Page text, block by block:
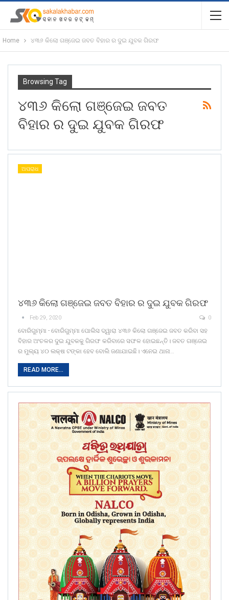
Home ୪୩୬ କିଲୋ ଗଞ୍ଜେଇ ଜବତ ବିହାର ର ଦୁଇ ଯୁବକ ଗିରଫ
Browsing Tag
୪୩୬ କିଲୋ ଗଞ୍ଜେଇ ଜବତ
ବିହାର ର ଦୁଇ ଯୁବକ ଗିରଫ
ଅପରାଧ
୪୩୬ କିଲୋ ଗଞ୍ଜେଇ ଜବତ ବିହାର ର ଦୁଇ ଯୁବକ ଗିରଫ
Feb 29, 2020 0
ବୋରିଗୁମ୍ମା - ବୋରିଗୁମ୍ମା ପୋଲିସ ଦ୍ୱାରା ୪୩୬ କିଲୋ ଗଞ୍ଜେଇ ଜବତ କରିବା ସହ
ବିହାର ଅଂଚଳର ଦୁଇ ଯୁବକକୁ ଗିରଫ କରିବାରେ ସଫଳ ହୋଇଛନ୍ତି। ଜବତ ଗଞ୍ଜେଇ
ର ମୁଲ୍ୟ ୪୦ ଲକ୍ଷ ଟଙ୍କା ହେବ ବୋଲି ଜଣାଯାଇଛି। ଏନେଇ ଥାନା…
READ MORE...